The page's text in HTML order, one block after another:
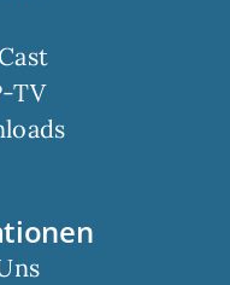
TV